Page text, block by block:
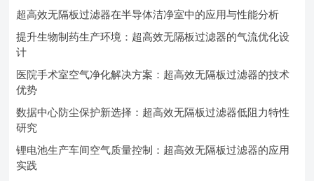
超高效无隔板过滤器在半导体洁净室中的应用与性能分析
提升生物制药生产环境：超高效无隔板过滤器的气流优化设
计
医院手术室空气净化解决方案：超高效无隔板过滤器的技术
优势
数据中心防尘保护新选择：超高效无隔板过滤器低阻力特性
研究
锂电池生产车间空气质量控制：超高效无隔板过滤器的应用
实践